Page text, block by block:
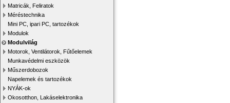
Matricák, Feliratok
Méréstechnika
Mini PC, ipari PC, tartozékok
Modulok
Modulvilág
Motorok, Ventilátorok, Fűtőelemek
Munkavédelmi eszközök
Műszerdobozok
Napelemek és tartozékok
NYÁK-ok
Okosotthon, Lakáselektronika